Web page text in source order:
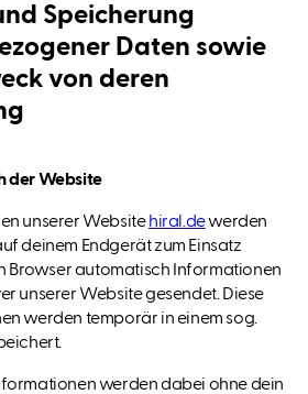
Speicherung
Daten sowie
von deren
der Website
unserer Website hiral.dewerden
deinem Endgerät zum Einsatz
Browser automatisch Informationen
unserer Website gesendet. Diese
werden temporär in einem sog.
werden dabei ohne dein